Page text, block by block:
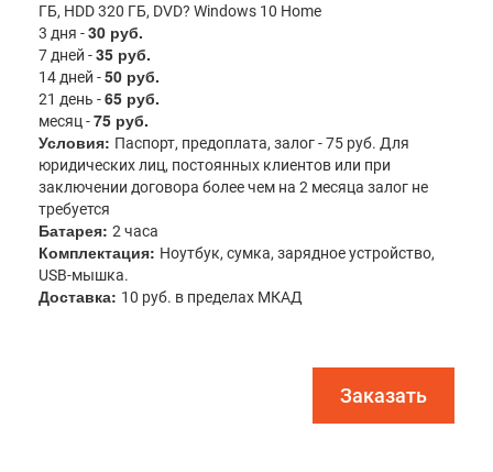
ГБ, HDD 320 ГБ, DVD? Windows 10 Home
3 дня -30 руб.
7 дней -35 руб.
14 дней -50 руб.
21 день -65 руб.
месяц -75 руб.
Условия: Паспорт, предоплата, залог - 75 руб. Для
юридических лиц, постоянных клиентов или при
заключении договора более чем на 2 месяца залог не
требуется
Батарея: 2 часа
Комплектация: Ноутбук, сумка, зарядное устройство,
USB-мышка.
Доставка: 10 руб. в пределах МКАД
Заказать